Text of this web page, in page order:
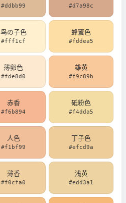
#ddbb99 #d7a98c
鸟の子色
#fff1cf
蜂蜜色
#fddea5
薄卵色
#fde8d0
雄黄
#f9c89b
赤香
#f6b894
砥粉色
#f4dda5
人色
#f1bf99
丁子色
#efcd9a
薄香
#f0cfa0
浅黄
#edd3a1